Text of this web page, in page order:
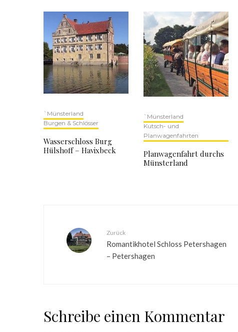
`Münsterland
Burgen & Schlösser
Wasserschloss Burg
Hülshoff – Havixbeck
`Münsterland
Kutsch- und
Planwagenfahrten
Planwagenfahrt durchs
Münsterland
Zurück
Romantikhotel Schloss Petershagen
– Petershagen
Schreibe einen Kommentar